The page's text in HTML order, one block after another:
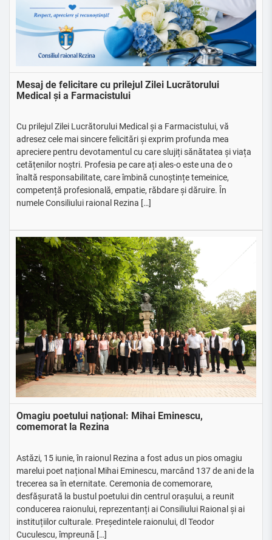
Mesaj de felicitare cu prilejul Zilei Lucrătorului
Medical și a Farmacistului
Cu prilejul Zilei Lucrătorului Medical și a Farmacistului, vă
adresez cele mai sincere felicitări și exprim profunda mea
apreciere pentru devotamentul cu care slujiți sănătatea și viața
cetățenilor noștri. Profesia pe care ați ales-o este una de o
înaltă responsabilitate, care îmbină cunoștințe temeinice,
competență profesională, empatie, răbdare și dăruire. În
numele Consiliului raional Rezina […]
Omagiu poetului național: Mihai Eminescu,
comemorat la Rezina
Astăzi, 15 iunie, în raionul Rezina a fost adus un pios omagiu
marelui poet național Mihai Eminescu, marcând 137 de ani de la
trecerea sa în eternitate. Ceremonia de comemorare,
desfășurată la bustul poetului din centrul orașului, a reunit
conducerea raionului, reprezentanți ai Consiliului Raional și ai
instituțiilor culturale. Președintele raionului, dl Teodor
Cuculescu, împreună […]